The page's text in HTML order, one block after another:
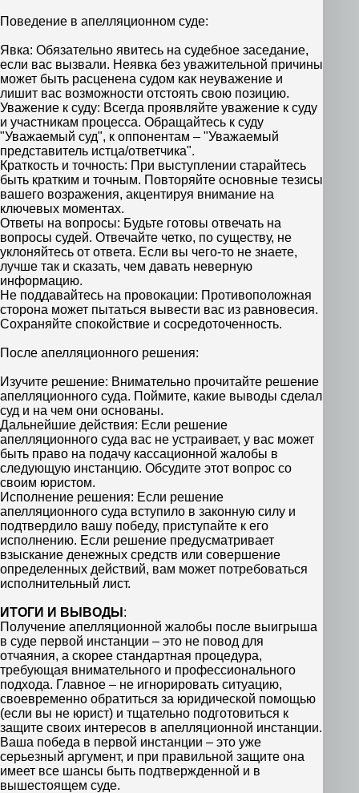
Поведение в апелляционном суде:
Явка: Обязательно явитесь на судебное заседание,
если вас вызвали. Неявка без уважительной причины
может быть расценена судом как неуважение и
лишит вас возможности отстоять свою позицию.
Уважение к суду: Всегда проявляйте уважение к суду
и участникам процесса. Обращайтесь к суду
"Уважаемый суд", к оппонентам – "Уважаемый
представитель истца/ответчика".
Краткость и точность: При выступлении старайтесь
быть кратким и точным. Повторяйте основные тезисы
вашего возражения, акцентируя внимание на
ключевых моментах.
Ответы на вопросы: Будьте готовы отвечать на
вопросы судей. Отвечайте четко, по существу, не
уклоняйтесь от ответа. Если вы чего-то не знаете,
лучше так и сказать, чем давать неверную
информацию.
Не поддавайтесь на провокации: Противоположная
сторона может пытаться вывести вас из равновесия.
Сохраняйте спокойствие и сосредоточенность.
После апелляционного решения:
Изучите решение: Внимательно прочитайте решение
апелляционного суда. Поймите, какие выводы сделал
суд и на чем они основаны.
Дальнейшие действия: Если решение
апелляционного суда вас не устраивает, у вас может
быть право на подачу кассационной жалобы в
следующую инстанцию. Обсудите этот вопрос со
своим юристом.
Исполнение решения: Если решение
апелляционного суда вступило в законную силу и
подтвердило вашу победу, приступайте к его
исполнению. Если решение предусматривает
взыскание денежных средств или совершение
определенных действий, вам может потребоваться
исполнительный лист.
ИТОГИ И ВЫВОДЫ :
Получение апелляционной жалобы после выигрыша
в суде первой инстанции – это не повод для
отчаяния, а скорее стандартная процедура,
требующая внимательного и профессионального
подхода. Главное – не игнорировать ситуацию,
своевременно обратиться за юридической помощью
(если вы не юрист) и тщательно подготовиться к
защите своих интересов в апелляционной инстанции.
Ваша победа в первой инстанции – это уже
серьезный аргумент, и при правильной защите она
имеет все шансы быть подтвержденной и в
вышестоящем суде.